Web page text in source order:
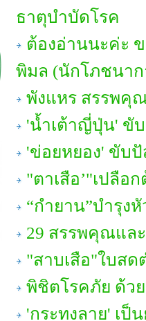
ธาตุบำบัดโรค
ต้องอ่านนะค่ะ ข
พิมล (นักโภชนาก
พังแหร สรรพคุ
'น้ำเต้าญี่ปุ่น' ขั
'ข่อยหยอง' ขับปั
"ตาเสือ’"เปลือ
“กำยาน”บำรุง
29 สรรพคุณแล
"สาบเสือ"ใบส
พิชิตโรคภัย ด้ว
'กระทงลาย' เป็